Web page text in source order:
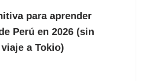
para aprender
Perú en 2026 (sin
a Tokio)